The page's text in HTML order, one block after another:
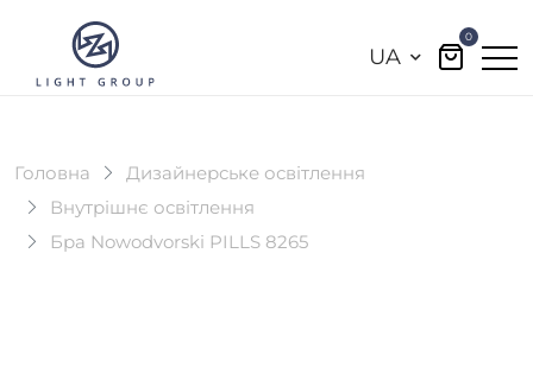
UA
0
Головна
Дизайнерське освітлення
Внутрішнє освітлення
Бра Nowodvorski PILLS 8265